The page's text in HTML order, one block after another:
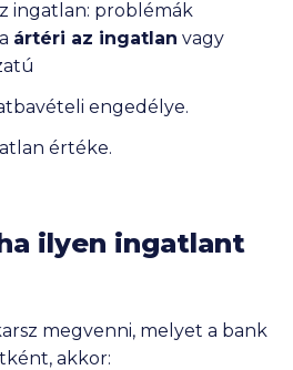
ingatlan: problémák
ártéri az ingatlan vagy
engedélye.
értéke.
ilyen ingatlant
megvenni, melyet a bank
akkor: